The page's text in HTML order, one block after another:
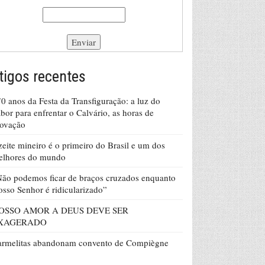
recentes
anos da Festa da Transfiguração: a luz do
para enfrentar o Calvário, as horas de
mineiro é o primeiro do Brasil e um dos
do mundo
podemos ficar de braços cruzados enquanto
Senhor é ridicularizado”
AMOR A DEUS DEVE SER
abandonam convento de Compiègne